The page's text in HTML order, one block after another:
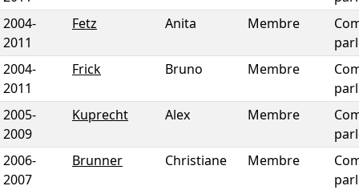
2004-
2011
Fetz Anita Membre
2004-
2011
Frick Bruno Membre
2005-
2009
Kuprecht Alex Membre
2006-
2007
Brunner Christiane Membre